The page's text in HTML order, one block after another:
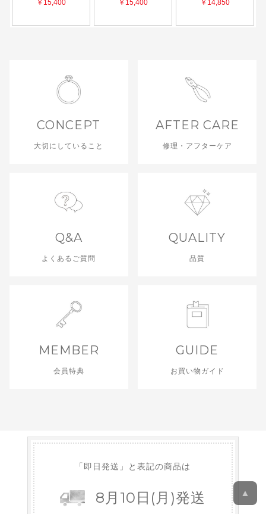
CONCEPT
大切にしていること
AFTER CARE
修理・アフターケア
Q&A
よくあるご質問
QUALITY
品質
MEMBER
会員特典
GUIDE
お買い物ガイド
「即日発送」と表記の商品は
8 月 10 日 (月)発送 ▲